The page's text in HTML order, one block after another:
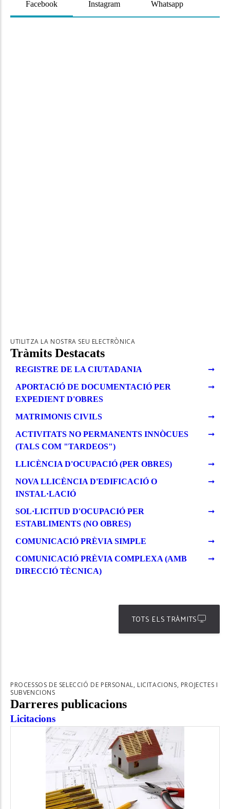
Facebook Instagram Whatsapp
UTILITZA LA NOSTRA SEU ELECTRÒNICA
Tràmits Destacats
REGISTRE DE LA CIUTADANIA
APORTACIÓ DE DOCUMENTACIÓ PER
EXPEDIENT D'OBRES
MATRIMONIS CIVILS
ACTIVITATS NO PERMANENTS INNÒCUES
(TALS COM "TARDEOS")
LLICÈNCIA D'OCUPACIÓ (PER OBRES)
NOVA LLICÈNCIA D'EDIFICACIÓ O
INSTAL·LACIÓ
SOL·LICITUD D'OCUPACIÓ PER
ESTABLIMENTS (NO OBRES)
COMUNICACIÓ PRÈVIA SIMPLE
COMUNICACIÓ PRÈVIA COMPLEXA (AMB
DIRECCIÓ TÈCNICA)
TOTS ELS TRÀMITS
PROCESSOS DE SELECCIÓ DE PERSONAL, LICITACIONS, PROJECTES I
SUBVENCIONS
Darreres publicacions
Licitacions